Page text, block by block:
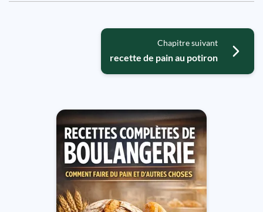
Chapitre suivant
recette de pain au potiron